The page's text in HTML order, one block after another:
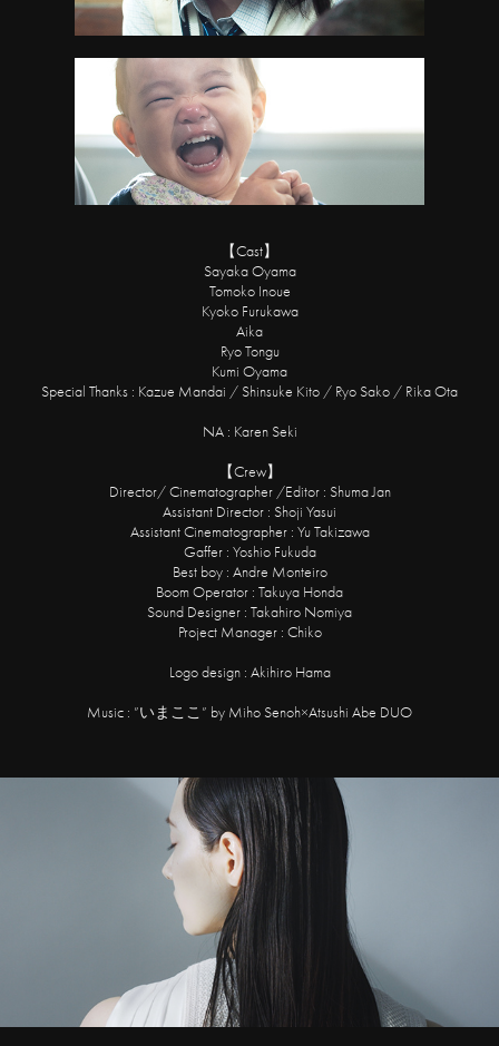
【Cast】
Sayaka Oyama
Tomoko Inoue
Kyoko Furukawa
Aika
Ryo Tongu
Kumi Oyama
Special Thanks : Kazue Mandai / Shinsuke Kito / Ryo Sako / Rika Ota
NA : Karen Seki
【Crew】
Director/ Cinematographer /Editor : Shuma Jan
Assistant Director : Shoji Yasui
Assistant Cinematographer : Yu Takizawa
Gaffer : Yoshio Fukuda
Best boy : Andre Monteiro
Boom Operator : Takuya Honda
Sound Designer : Takahiro Nomiya
Project Manager : Chiko
Logo design : Akihiro Hama
Music : ”いまここ” by Miho Senoh×Atsushi Abe DUO
Plamine